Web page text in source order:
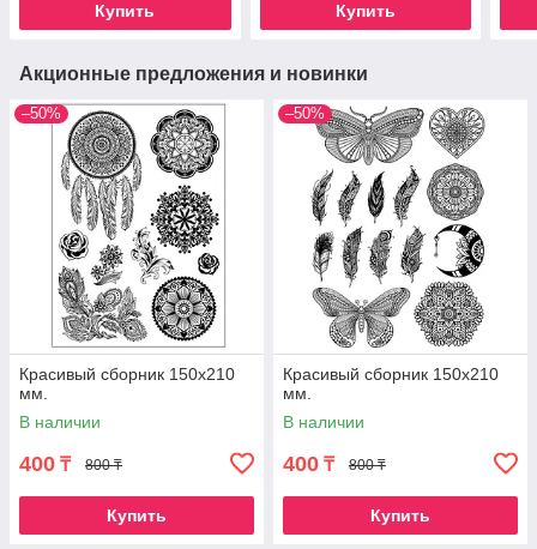
Купить Купить
Акционные предложения и новинки
–50%
Красивый сборник 150х210
мм.
В наличии
400 ₸ 800 ₸
Купить
–50%
Красивый сборник 150х210
мм.
В наличии
400 ₸ 800 ₸
Купить